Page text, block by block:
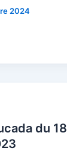
2024
du 18